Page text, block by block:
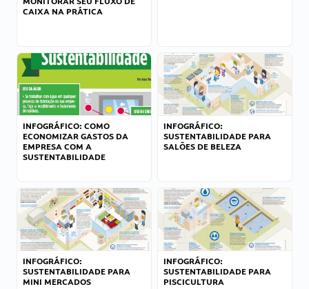
CAIXA NA PRÁTICA
INFOGRÁFICO: COMO
ECONOMIZAR GASTOS DA
EMPRESA COM A
SUSTENTABILIDADE
INFOGRÁFICO:
SUSTENTABILIDADE PARA
SALÕES DE BELEZA
INFOGRÁFICO:
SUSTENTABILIDADE PARA
MINI MERCADOS
INFOGRÁFICO:
SUSTENTABILIDADE PARA
PISCICULTURA